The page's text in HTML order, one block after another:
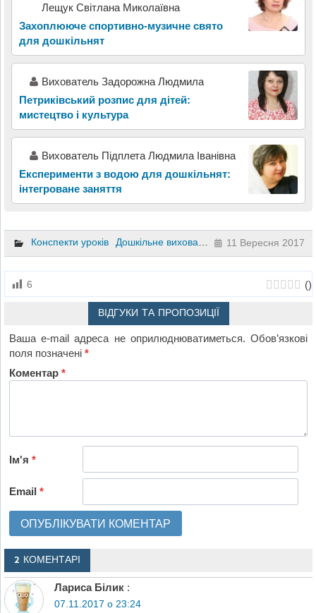
Лещук Світлана Миколаївна
Захоплююче спортивно-музичне свято
для дошкільнят
Вихователь Задорожна Людмила
Петриківський розпис для дітей:
мистецтво і культура
Вихователь Підплета Людмила Іванівна
Експерименти з водою для дошкільнят:
інтегроване заняття
Конспекти уроків Дошкільне виховання 11 Вересня 2017
6 ()
ВІДГУКИ ТА ПРОПОЗИЦІЇ
Ваша e-mail адреса не оприлюднюватиметься. Обов’язкові
поля позначені*
Коментар*
Ім'я*
Email*
2 КОМЕНТАРІ
Лариса Білик :
07.11.2017 о 23:24